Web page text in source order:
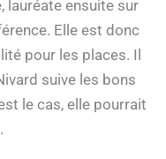
lauréate ensuite sur
Elle est donc
pour les places. Il
suive les bons
le cas, elle pourrait